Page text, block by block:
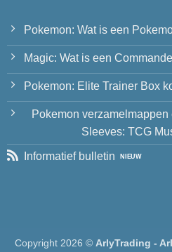
Pokemon: Wat is een
Magic: Wat is een
Pokemon: Elite Trainer Box
Pokemon
Sleeves: TCG
Informatief bulletin
Copyright 2026 © ArlyTrading -